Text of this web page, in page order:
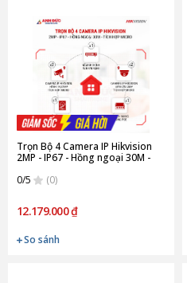
Trọn Bộ 4 Camera IP Hikvision
2MP - IP67 - Hồng ngoại 30M -
0/5
(0)
12.179.000 ₫
So sánh